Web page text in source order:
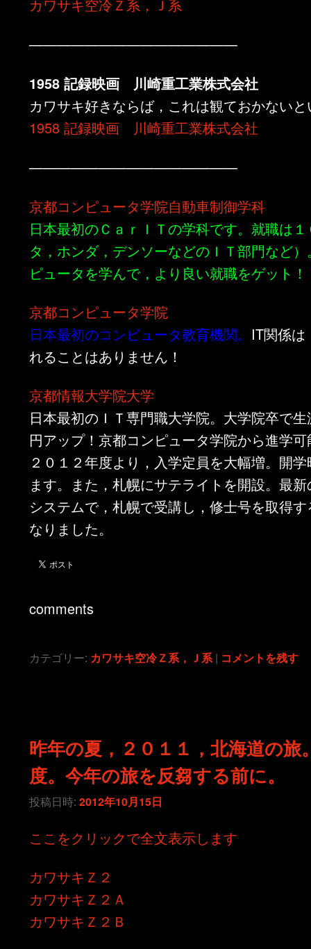
カワサキ空冷Ｚ系，Ｊ系
———————————————
1958 記録映画 川崎重工業株式会社
カワサキ好きならば，これは観ておかない
1958 記録映画 川崎重工業株式会社
———————————————
京都コンピュータ学院自動車制御学科
日本最初のＣａｒＩＴの学科です。就職は
タ，ホンダ，デンソーなどのＩＴ部門など
ピュータを学んで，より良い就職をゲット！
京都コンピュータ学院
日本最初のコンピュータ教育機関。 IT関係は
れることはありません！
京都情報大学院大学
日本最初のＩＴ専門職大学院。大学院卒で
円アップ！京都コンピュータ学院から進学
２０１２年度より，入学定員を大幅増。開
ます。また，札幌にサテライトを開設。最
システムで，札幌で受講し，修士号を取得
なりました。
comments
カテゴリー: カワサキ空冷Ｚ系，Ｊ系 | コメントを残す
昨年の夏，２０１１，北海道の旅
度。今年の旅を反芻する前に。
投稿日時:2012年10月15日
ここをクリックで全文表示します
カワサキＺ２
カワサキＺ２Ａ
カワサキＺ２Ｂ